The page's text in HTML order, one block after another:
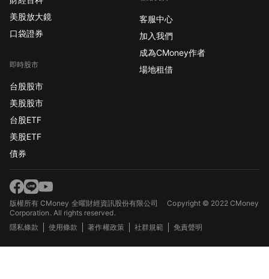
美股放大鏡
口袋證券
即時股市
台股股市
美股股市
台股ETF
美股ETF
債券
客服中心
加入我們
成為CMoney作者
場地租借
版權所有 CMoney 全曜財經資訊股份有限公司Copyright © 2022 CMoney
Corporation. All rights reserved.
隱私條款
使用條款 著作權政策 社群規範 免責聲明